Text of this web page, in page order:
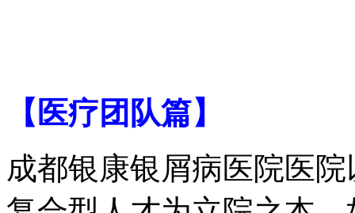
【医疗团队篇】
成都银康银屑病医院医